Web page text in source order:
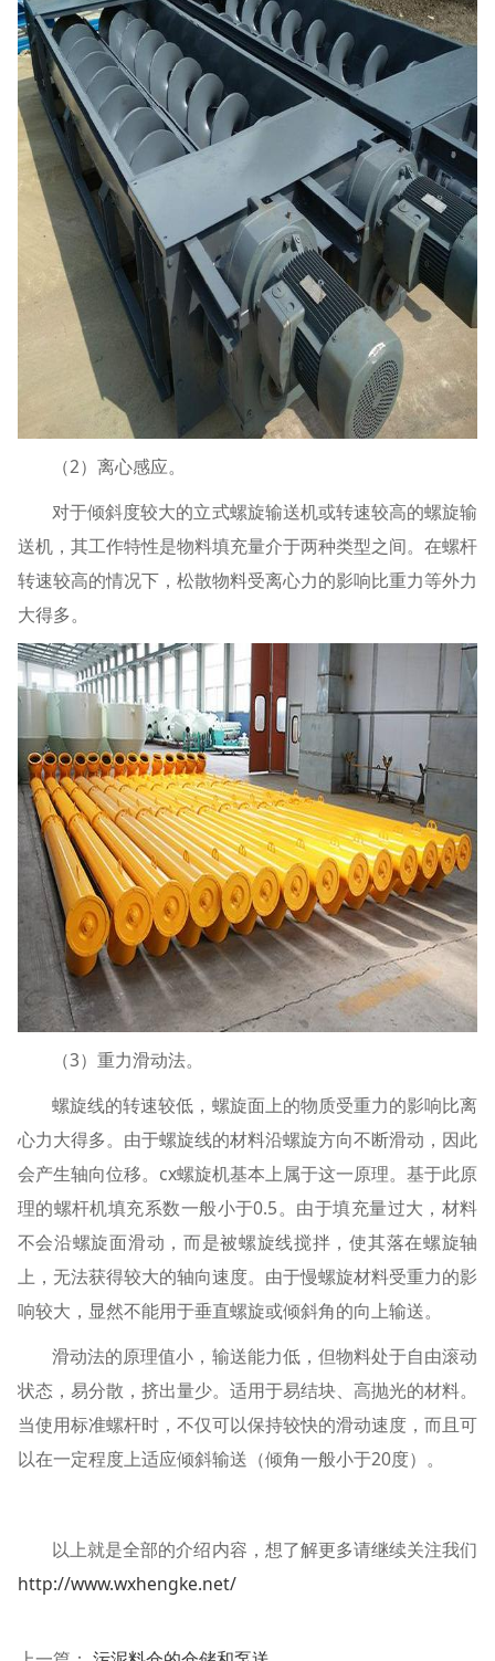
（2）离心感应。
对于倾斜度较大的立式螺旋输送机或转速较高的螺旋输
送机，其工作特性是物料填充量介于两种类型之间。在螺杆
转速较高的情况下，松散物料受离心力的影响比重力等外力
大得多。
（3）重力滑动法。
螺旋线的转速较低，螺旋面上的物质受重力的影响比离
心力大得多。由于螺旋线的材料沿螺旋方向不断滑动，因此
会产生轴向位移。cx螺旋机基本上属于这一原理。基于此原
理的螺杆机填充系数一般小于0.5。由于填充量过大，材料
不会沿螺旋面滑动，而是被螺旋线搅拌，使其落在螺旋轴
上，无法获得较大的轴向速度。由于慢螺旋材料受重力的影
响较大，显然不能用于垂直螺旋或倾斜角的向上输送。
滑动法的原理值小，输送能力低，但物料处于自由滚动
状态，易分散，挤出量少。适用于易结块、高抛光的材料。
当使用标准螺杆时，不仅可以保持较快的滑动速度，而且可
以在一定程度上适应倾斜输送（倾角一般小于20度）。
以上就是全部的介绍内容，想了解更多请继续关注我们
http://www.wxhengke.net/